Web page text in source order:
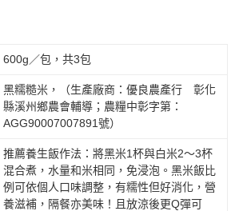
600g／包，共3包
黑糯糙米，（生產廠商：優良農產行 彰化
縣溪州鄉農會輔導；農糧中彰字第：
AGG90007007891號）
推薦養生飯作法：將黑米1杯與白米2～3杯
混合煮，水量和米相同，免浸泡。黑米飯比
例可依個人口味調整，有糯性但好消化，營
養滋補，隔餐亦美味！且放涼後更Q彈可